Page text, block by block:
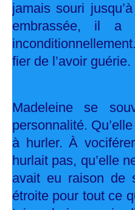
jamais souri
embrassée, il a
fier de l’avoir
Madeleine se
personnalité.
à hurler. À
hurlait pas, qu’elle
avait eu raison de
étroite pour tout ce